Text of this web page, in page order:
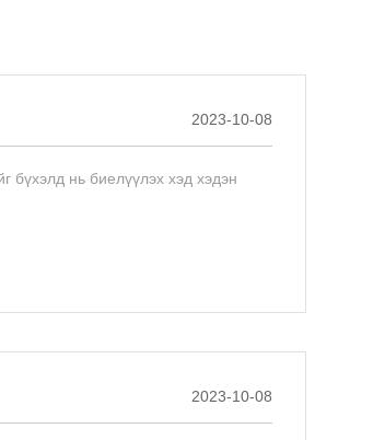
2023-10-08
бүхэлд нь биелүүлэх хэд хэдэн
2023-10-08